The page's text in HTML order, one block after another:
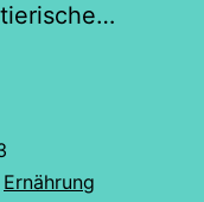
Ernährung